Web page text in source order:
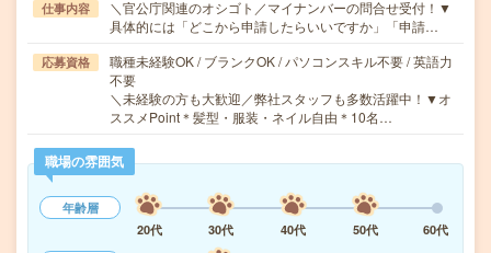
仕事内容
＼官公庁関連のオシゴト／マイナンバーの問合せ受付！▼
具体的には「どこから申請したらいいですか」「申請…
応募資格
職種未経験OK / ブランクOK / パソコンスキル不要 / 英語力
不要
＼未経験の方も大歓迎／弊社スタッフも多数活躍中！▼オ
ススメPoint＊髪型・服装・ネイル自由＊10名…
職場の雰囲気
年齢層
20代
30代 40代 50代
60代